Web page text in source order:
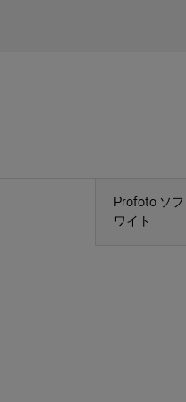
Profoto ソ
ワイト